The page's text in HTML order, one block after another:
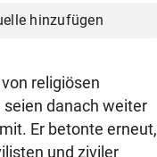
hinzufügen
religiösen
seien danach weiter
Er betonte erneut,
und ziviler